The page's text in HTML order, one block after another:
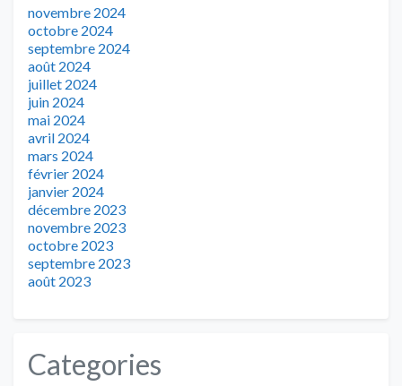
novembre 2024
octobre 2024
septembre 2024
août 2024
juillet 2024
juin 2024
mai 2024
avril 2024
mars 2024
février 2024
janvier 2024
décembre 2023
novembre 2023
octobre 2023
septembre 2023
août 2023
Categories